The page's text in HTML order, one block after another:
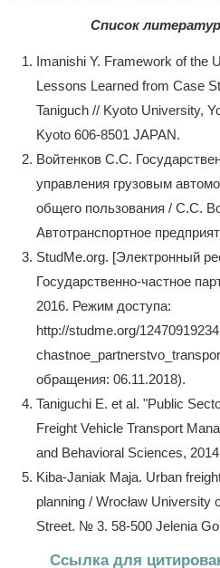
Список
Imanishi Y. Framework of the
Lessons Learned from Case
Taniguch // Kyoto University,
Kyoto 606-8501 JAPAN.
Войтенков С.С.
управления грузовым
общего пользования / С.С.
Автотранспортное
StudMe.org. [Электронный
Государственно-частное
2016. Режим доступа:
http://studme.org/
обращения: 06.11.2018).
Taniguchi Е. et al. "Public
Freight Vehicle Transport
and Behavioral Sciences,
Kiba-Janiak Maja. Urban
planning / Wrocław
Street. № 3. 58-500 Jelenia
Ссылка для